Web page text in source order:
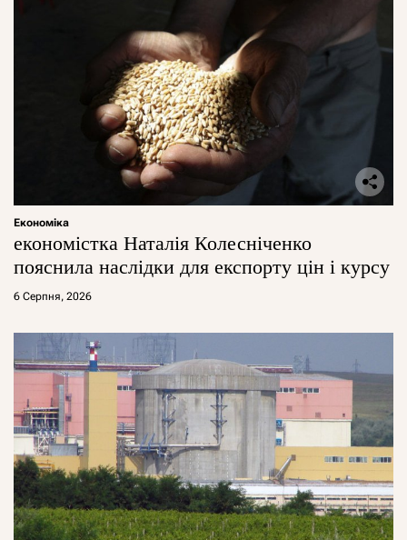
Економіка
економістка Наталія Колесніченко
пояснила наслідки для експорту цін і курсу
6 Серпня, 2026